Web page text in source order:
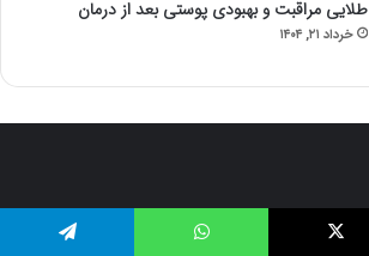
طلایی مراقبت و بهبودی پوستی بعد از درمان
خرداد ۲۱, ۱۴۰۴